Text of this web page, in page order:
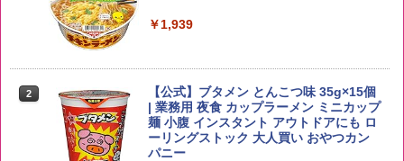
2
野沢農産 無洗米 青い流るる コシヒカリ
5kg 長野県産 令和7年産
￥3,980
お得 4リットル
角瓶 2700ml サントリー ウイスキー ハ
イボール 大容量
￥1,939
2
【公式】ブタメン とんこつ味 35g×15個
| 業務用 夜食 カップラーメン ミニカップ
麺 小腹 インスタント アウトドアにも ロ
ーリングストック 大人買い おやつカン
パニー